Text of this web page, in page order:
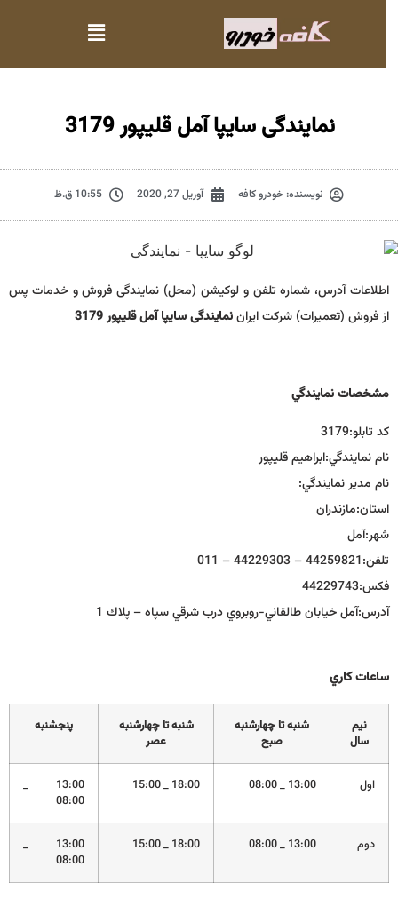
نمایندگی سایپا آمل قلیپور 3179
نویسنده:خودرو کافه آوریل 27, 2020 10:55 ق.ظ
اطلاعات آدرس، شماره تلفن و لوکیشن (محل) نمایندگی فروش و خدمات پس
از فروش (تعمیرات) شرکت ایراننمایندگی سایپا آمل قلیپور 3179
مشخصات نمايندگي
كد تابلو:3179
نام نمايندگي:ابراهيم قليپور
نام مدير نمايندگي:
استان:مازندران
شهر:آمل
تلفن:44259821 – 44229303 – 011
فكس:44229743
آدرس:آمل خيابان طالقاني-روبروي درب شرقي سپاه – پلاك 1
ساعات كاري
نيم
سال
شنبه تا چهارشنبه
صبح
شنبه تا چهارشنبه
عصر
پنجشنبه
اول 13:00 _ 08:00
18:00 _ 15:00
13:00 _
08:00
دوم 13:00 _ 08:00
18:00 _ 15:00
13:00 _
08:00